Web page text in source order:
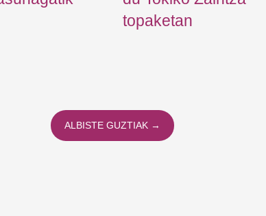
topaketan
ALBISTE GUZTIAK →